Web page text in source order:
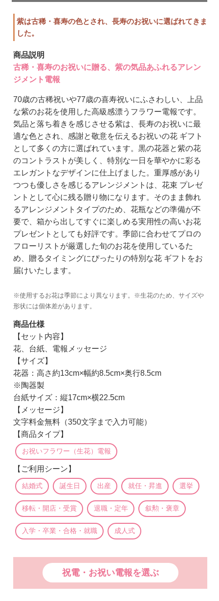
紫は古稀・喜寿の色とされ、長寿のお祝いに選ばれてきま
した。
商品説明
古稀・喜寿のお祝いに贈る、紫の気品あふれるアレン
ジメント電報
70歳の古稀祝いや77歳の喜寿祝いにふさわしい、上品
な紫のお花を使用した高級感漂うフラワー電報です。
気品と落ち着きを感じさせる紫は、長寿のお祝いに最
適な色とされ、感謝と敬意を伝えるお祝いの花 ギフト
として多くの方に選ばれています。黒の花器と紫の花
のコントラストが美しく、特別な一日を華やかに彩る
エレガントなデザインに仕上げました。重厚感があり
つつも優しさを感じるアレンジメントは、花束 プレゼ
ントとして心に残る贈り物になります。そのまま飾れ
るアレンジメントタイプのため、花瓶などの準備が不
要で、箱から出してすぐに楽しめる実用性の高いお花
プレゼントとしても好評です。季節に合わせてプロの
フローリストが厳選した旬のお花を使用しているた
め、贈るタイミングにぴったりの特別な花 ギフトをお
届けいたします。
※使用するお花は季節により異なります。※生花のため、サイズや
形状には個体差があります。
商品仕様
【セット内容】
花、台紙、電報メッセージ
【サイズ】
花器：高さ約13cm×幅約8.5cm×奥行8.5cm
※陶器製
台紙サイズ：縦17cm×横22.5cm
【メッセージ】
文字料金無料（350文字まで入力可能）
【商品タイプ】
お祝いフラワー（生花）電報
【ご利用シーン】
結婚式 誕生日 出産 就任・昇進 選挙
移転・開店・受賞 退職・定年 叙勲・褒章
入学・卒業・合格・就職 成人式
祝電・お祝い電報を選ぶ